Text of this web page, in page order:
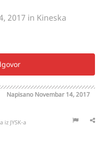
2017 in Kineska
Napisano Novembar 14, 2017
iz JYSK-a